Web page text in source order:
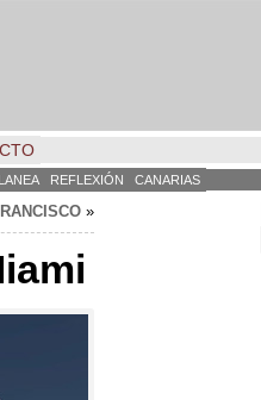
REFLEXIÓN CANARIAS
»